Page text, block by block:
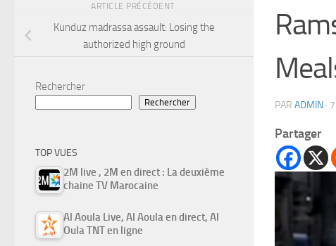
PAR ADMIN ·
Partager
ARTICLE PRÉCÉDENT
Kunduz madrassa assault: Losing the
authorized high ground
Rechercher
Rechercher
TOP VUES
2M live , 2M en direct : La deuxième
chaine TV Marocaine
Al Aoula Live, Al Aoula en direct, Al
Oula TNT en ligne